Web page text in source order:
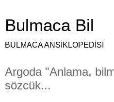
Bulmaca Bil
BULMACA ANSİKLOPEDİSİ
Argoda "Anlama,
sözcük...